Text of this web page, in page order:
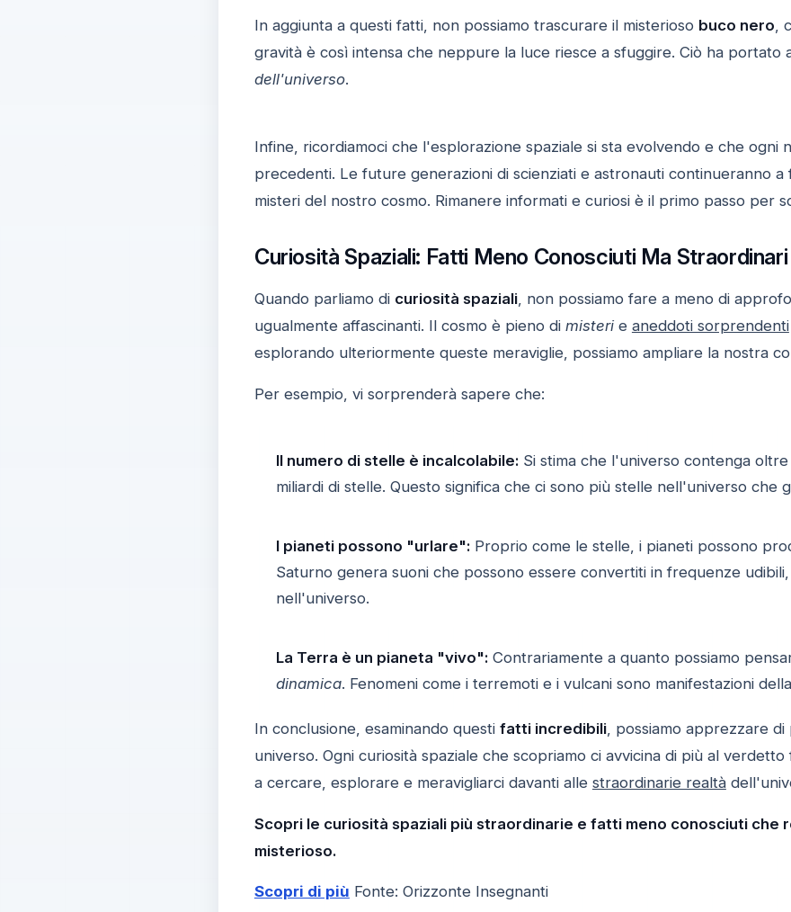
In aggiunta a questi fatti, non possiamo trascurare il misterioso buco nero ,
gravità è così intensa che neppure la luce riesce a sfuggire. Ciò ha portato
dell'universo.
Infine, ricordiamoci che l'esplorazione spaziale si sta evolvendo e che ogni
precedenti. Le future generazioni di scienziati e astronauti continueranno a
misteri del nostro cosmo. Rimanere informati e curiosi è il primo passo per
Curiosità Spaziali: Fatti Meno Conosciuti Ma Straordinari
Quando parliamo di curiosità spaziali, non possiamo fare a meno di
ugualmente affascinanti. Il cosmo è pieno di misterie aneddoti sorprendenti
esplorando ulteriormente queste meraviglie, possiamo ampliare la nostra
Per esempio, vi sorprenderà sapere che:
Il numero di stelle è incalcolabile:Si stima che l'universo contenga oltre
miliardi di stelle. Questo significa che ci sono più stelle nell'universo che
I pianeti possono "urlare":Proprio come le stelle, i pianeti possono
Saturno genera suoni che possono essere convertiti in frequenze
nell'universo.
La Terra è un pianeta "vivo":Contrariamente a quanto possiamo
dinamica. Fenomeni come i terremoti e i vulcani sono manifestazioni
In conclusione, esaminando questi fatti incredibili, possiamo apprezzare
universo. Ogni curiosità spaziale che scopriamo ci avvicina di più al
a cercare, esplorare e meravigliarci davanti alle straordinarie realtà
Scopri le curiosità spaziali più straordinarie e fatti meno conosciuti che
misterioso.
Scopri di più Fonte: Orizzonte Insegnanti